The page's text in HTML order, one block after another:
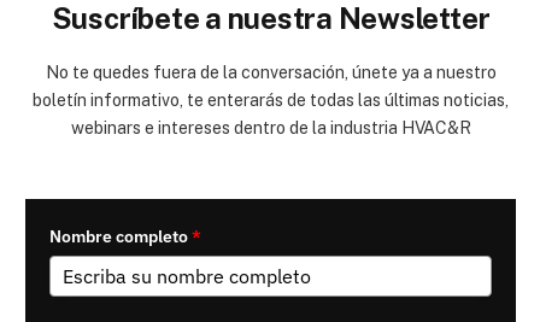
Suscríbete a nuestra Newsletter
No te quedes fuera de la conversación, únete ya a nuestro
boletín informativo, te enterarás de todas las últimas noticias,
webinars e intereses dentro de la industria HVAC&R
Nombre completo*